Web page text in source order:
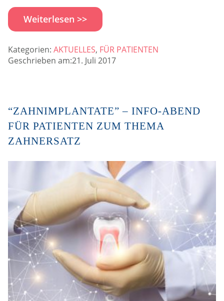
Weiterlesen >>
Kategorien: AKTUELLES, FÜR PATIENTEN
Geschrieben am:21. Juli 2017
“ZAHNIMPLANTATE” – INFO-ABEND
FÜR PATIENTEN ZUM THEMA
ZAHNERSATZ